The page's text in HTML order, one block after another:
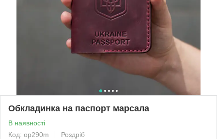
Обкладинка на паспорт марсала
В наявності
Код: op290m
Роздріб